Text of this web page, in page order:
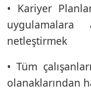
• Kariyer
uygulamalara
netleştirmek
• Tüm
olanaklarından